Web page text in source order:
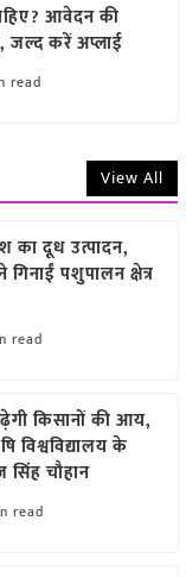
आवेदन की
जल्द करें अप्लाई
read
View All
का दूध उत्पादन,
पशुपालन क्षेत्र
read
किसानों की आय,
विश्वविद्यालय के
सिंह चौहान
read